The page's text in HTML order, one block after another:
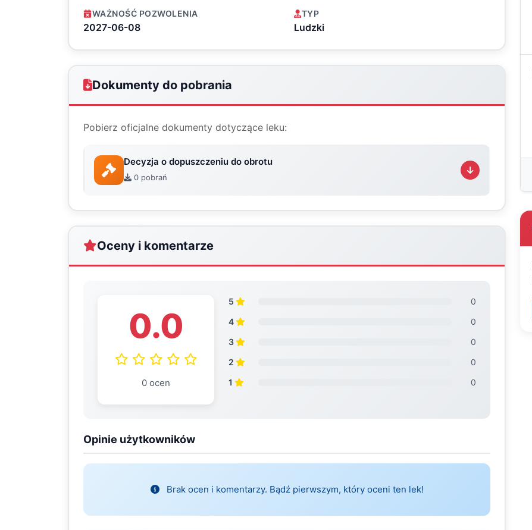
WAŻNOŚĆ POZWOLENIA
2027-06-08
TYP
Ludzki
Dokumenty do pobrania
Pobierz oficjalne dokumenty dotyczące leku:
Decyzja o dopuszczeniu do obrotu
0 pobrań
Oceny i komentarze
0.0
0 ocen
5
0
4
0
3
0
2
0
1
0
Opinie użytkowników
Brak ocen i komentarzy. Bądź pierwszym, który oceni ten lek!